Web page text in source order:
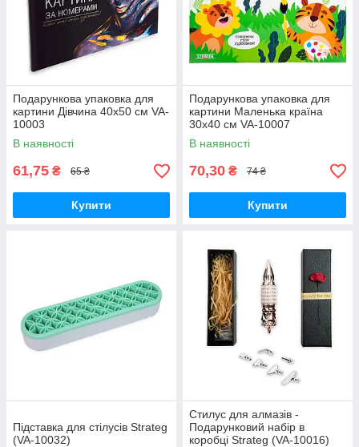
Подарункова упаковка для
картини Дівчина 40х50 см VA-
10003
В наявності
61,75 ₴ 65 ₴
Купити
Подарункова упаковка для
картини Маленька країна
30х40 см VA-10007
В наявності
70,30 ₴ 74 ₴
Купити
Підставка для стілусів Strateg
(VA-10032)
Стилус для алмазів -
Подарунковий набір в
коробці Strateg (VA-10016)